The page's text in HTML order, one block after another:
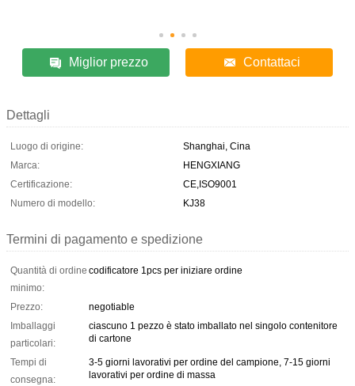
Miglior prezzo Contattaci
Dettagli
Luogo di origine:
Shanghai, Cina
Marca:
HENGXIANG
Certificazione:
CE,ISO9001
Numero di modello:
KJ38
Termini di pagamento e spedizione
Quantità di ordine
minimo:
codificatore 1pcs per iniziare ordine
Prezzo:
negotiable
Imballaggi
particolari:
ciascuno 1 pezzo è stato imballato nel singolo contenitore
di cartone
Tempi di
consegna:
3-5 giorni lavorativi per ordine del campione, 7-15 giorni
lavorativi per ordine di massa